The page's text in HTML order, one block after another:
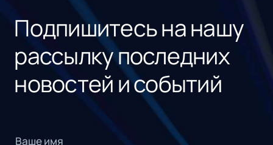
Подпишитесь на нашу
рассылку последних
новостей и событий